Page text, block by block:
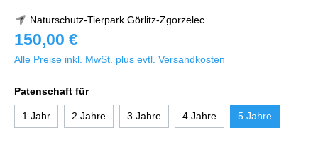
Naturschutz-Tierpark Görlitz-Zgorzelec
150,00 €
Alle Preise inkl. MwSt. plus evtl. Versandkosten
Patenschaft für
1 Jahr 2 Jahre 3 Jahre 4 Jahre 5 Jahre